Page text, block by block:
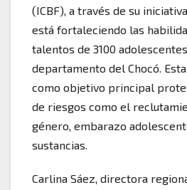
(ICBF), a través de su
está fortaleciendo las
talentos de 3100
departamento del Chocó.
como objetivo principal
de riesgos como el
género, embarazo
sustancias.
Carlina Sáez, directora